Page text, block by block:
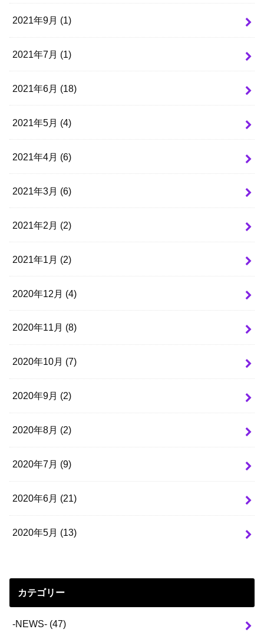
2021年9月 (1)
2021年7月 (1)
2021年6月 (18)
2021年5月 (4)
2021年4月 (6)
2021年3月 (6)
2021年2月 (2)
2021年1月 (2)
2020年12月 (4)
2020年11月 (8)
2020年10月 (7)
2020年9月 (2)
2020年8月 (2)
2020年7月 (9)
2020年6月 (21)
2020年5月 (13)
カテゴリー
-NEWS- (47)